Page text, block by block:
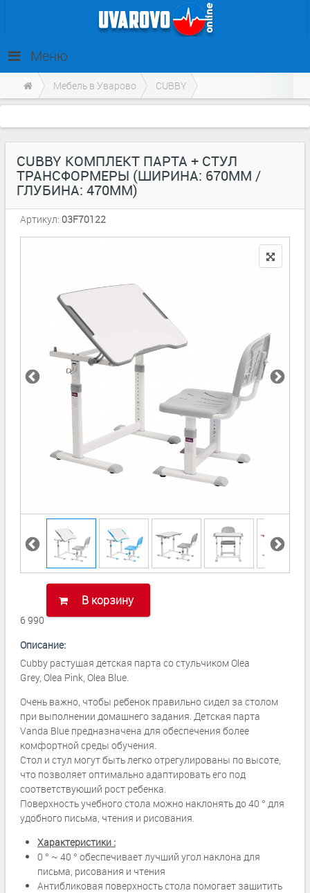
Меню
Мебель в Уварово CUBBY
CUBBY КОМПЛЕКТ ПАРТА + СТУЛ
ТРАНСФОРМЕРЫ (ШИРИНА: 670ММ /
ГЛУБИНА: 470ММ)
Артикул: 03F70122
6 990
В корзину
Описание:
Cubby растущая детская парта со стульчиком Olea
Grey, Olea Pink, Olea Blue.
Очень важно, чтобы ребенок правильно сидел за столом
при выполнении домашнего задания. Детская парта
Vanda Blue предназначена для обеспечения более
комфортной среды обучения.
Стол и стул могут быть легко отрегулированы по высоте,
что позволяет оптимально адаптировать его под
соответствующий рост ребенка.
Поверхность учебного стола можно наклонять до 40 ° для
удобного письма, чтения и рисования.
Характеристики :
0 ° ~ 40 ° обеспечивает лучший угол наклона для
письма, рисования и чтения
Антибликовая поверхность стола помогает защитить